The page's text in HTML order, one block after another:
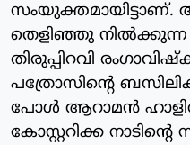
സംയുക്തമായിട്ടാണ്.
തെളിഞ്ഞു നില്‍ക്കുന്ന
തിരുപ്പിറവി
പത്രോസിന്റെ
പോള്‍ ആറാമന്‍
കോസ്റ്ററിക്ക